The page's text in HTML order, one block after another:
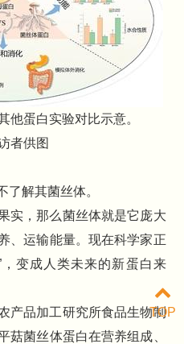
蛋白实验对比示意。
者供图
了解其菌丝体。
实，那么菌丝体就是它庞大
、运输能量。现在科学家正
变成人类未来的新蛋白来
产品加工研究所食品生物制
菇菌丝体蛋白在营养组成、
TOP